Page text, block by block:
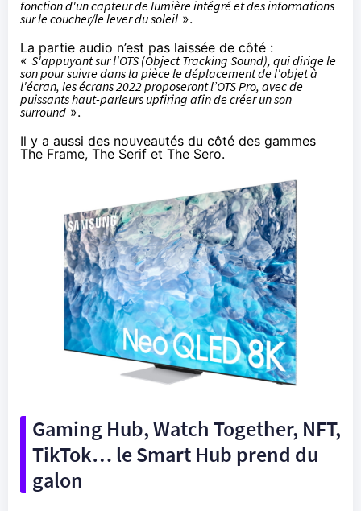
fonction d'un capteur de lumière intégré et des informations
sur le coucher/le lever du soleil ».
La partie audio n’est pas laissée de côté :
« S'appuyant sur l'OTS (Object Tracking Sound), qui dirige le
son pour suivre dans la pièce le déplacement de l'objet à
l'écran, les écrans 2022 proposeront l’OTS Pro, avec de
puissants haut-parleurs upfiring afin de créer un son
surround ».
Il y a aussi des nouveautés du côté des gammes
The Frame, The Serif et The Sero.
Gaming Hub, Watch Together, NFT,
TikTok… le Smart Hub prend du
galon